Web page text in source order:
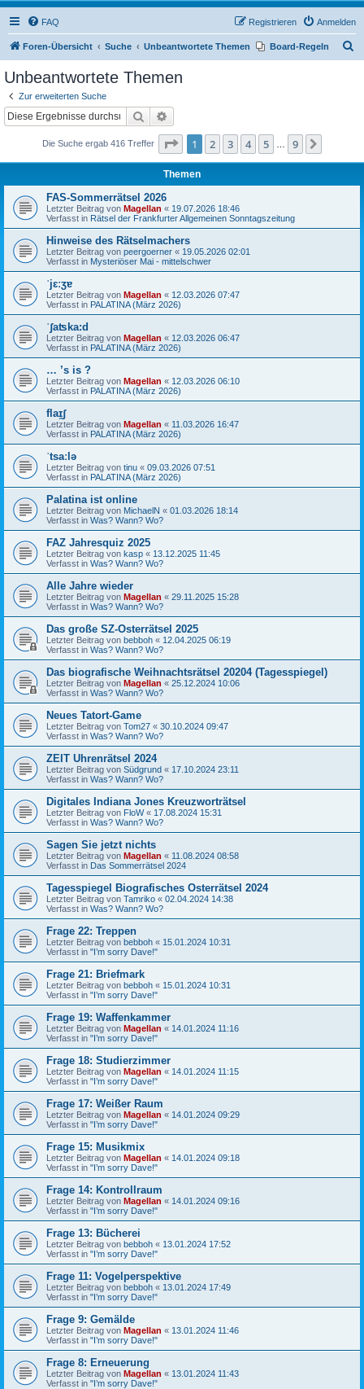
FAQ Anmelden
Registrieren
Foren-Übersicht Suche Unbeantwortete Themen Board-Regeln
Unbeantwortete Themen
Zur erweiterten Suche
Suche
Die Suche ergab 416 Treffer Seite 1von
1 2 3 4 5 9
Themen
FAS-Sommerrätsel 2026
Letzter Beitrag von Magellan « 19.07.2026 18:46
Verfasst in Rätsel der Frankfurter Allgemeinen Sonntagszeitung
Hinweise des Rätselmachers
Letzter Beitrag von peergoerner « 19.05.2026 02:01
Verfasst in Mysteriöser Mai - mittelschwer
ˈjɛːʒɐ
Letzter Beitrag von Magellan « 12.03.2026 07:47
Verfasst in PALATINA (März 2026)
ˈʃaʦka:d
Letzter Beitrag von Magellan « 12.03.2026 06:47
Verfasst in PALATINA (März 2026)
… ’s is ?
Letzter Beitrag von Magellan « 12.03.2026 06:10
Verfasst in PALATINA (März 2026)
flaɪ̯ʃ
Letzter Beitrag von Magellan « 11.03.2026 16:47
Verfasst in PALATINA (März 2026)
ˈtsaːlə
Letzter Beitrag von tinu « 09.03.2026 07:51
Verfasst in PALATINA (März 2026)
Palatina ist online
Letzter Beitrag von MichaelN « 01.03.2026 18:14
Verfasst in Was? Wann? Wo?
FAZ Jahresquiz 2025
Letzter Beitrag von kasp « 13.12.2025 11:45
Verfasst in Was? Wann? Wo?
Alle Jahre wieder
Letzter Beitrag von Magellan « 29.11.2025 15:28
Verfasst in Was? Wann? Wo?
Das große SZ-Osterrätsel 2025
Letzter Beitrag von bebboh « 12.04.2025 06:19
Verfasst in Was? Wann? Wo?
Das biografische Weihnachtsrätsel 20204 (Tagesspiegel)
Letzter Beitrag von Magellan « 25.12.2024 10:06
Verfasst in Was? Wann? Wo?
Neues Tatort-Game
Letzter Beitrag von Tom27 « 30.10.2024 09:47
Verfasst in Was? Wann? Wo?
ZEIT Uhrenrätsel 2024
Letzter Beitrag von Südgrund « 17.10.2024 23:11
Verfasst in Was? Wann? Wo?
Digitales Indiana Jones Kreuzworträtsel
Letzter Beitrag von FloW« 17.08.2024 15:31
Verfasst in Was? Wann? Wo?
Sagen Sie jetzt nichts
Letzter Beitrag von Magellan « 11.08.2024 08:58
Verfasst in Das Sommerrätsel 2024
Tagesspiegel Biografisches Osterrätsel 2024
Letzter Beitrag von Tamriko « 02.04.2024 14:38
Verfasst in Was? Wann? Wo?
Frage 22: Treppen
Letzter Beitrag von bebboh « 15.01.2024 10:31
Verfasst in "I’m sorry Dave!"
Frage 21: Briefmark
Letzter Beitrag von bebboh « 15.01.2024 10:31
Verfasst in "I’m sorry Dave!"
Frage 19: Waffenkammer
Letzter Beitrag von Magellan « 14.01.2024 11:16
Verfasst in "I’m sorry Dave!"
Frage 18: Studierzimmer
Letzter Beitrag von Magellan « 14.01.2024 11:15
Verfasst in "I’m sorry Dave!"
Frage 17: Weißer Raum
Letzter Beitrag von Magellan « 14.01.2024 09:29
Verfasst in "I’m sorry Dave!"
Frage 15: Musikmix
Letzter Beitrag von Magellan « 14.01.2024 09:18
Verfasst in "I’m sorry Dave!"
Frage 14: Kontrollraum
Letzter Beitrag von Magellan « 14.01.2024 09:16
Verfasst in "I’m sorry Dave!"
Frage 13: Bücherei
Letzter Beitrag von bebboh « 13.01.2024 17:52
Verfasst in "I’m sorry Dave!"
Frage 11: Vogelperspektive
Letzter Beitrag von bebboh « 13.01.2024 17:49
Verfasst in "I’m sorry Dave!"
Frage 9: Gemälde
Letzter Beitrag von Magellan « 13.01.2024 11:46
Verfasst in "I’m sorry Dave!"
Frage 8: Erneuerung
Letzter Beitrag von Magellan « 13.01.2024 11:43
Verfasst in "I’m sorry Dave!"